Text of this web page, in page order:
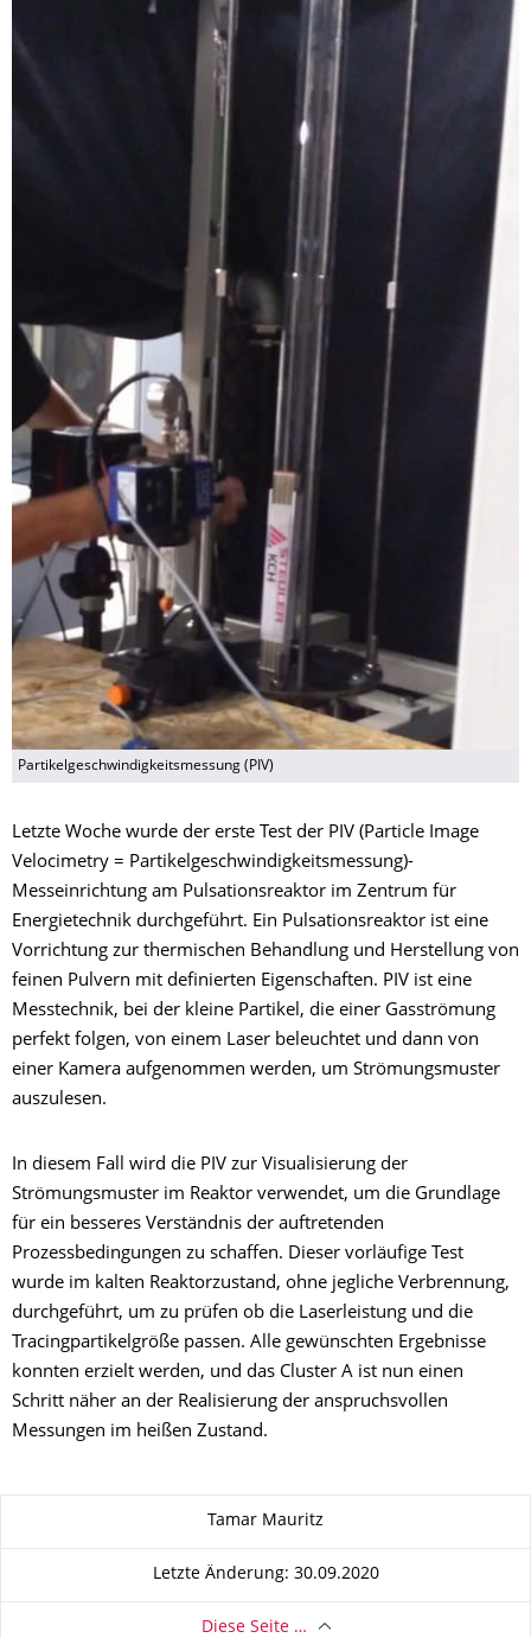
Partikelgeschwindigkeitsmessung (PIV)
Letzte Woche wurde der erste Test der PIV (Particle Image
Velocimetry = Partikelgeschwindigkeitsmessung)-
Messeinrichtung am Pulsationsreaktor im Zentrum für
Energietechnik durchgeführt. Ein Pulsationsreaktor ist eine
Vorrichtung zur thermischen Behandlung und Herstellung von
feinen Pulvern mit definierten Eigenschaften. PIV ist eine
Messtechnik, bei der kleine Partikel, die einer Gasströmung
perfekt folgen, von einem Laser beleuchtet und dann von
einer Kamera aufgenommen werden, um Strömungsmuster
auszulesen.
In diesem Fall wird die PIV zur Visualisierung der
Strömungsmuster im Reaktor verwendet, um die Grundlage
für ein besseres Verständnis der auftretenden
Prozessbedingungen zu schaffen. Dieser vorläufige Test
wurde im kalten Reaktorzustand, ohne jegliche Verbrennung,
durchgeführt, um zu prüfen ob die Laserleistung und die
Tracingpartikelgröße passen. Alle gewünschten Ergebnisse
konnten erzielt werden, und das Cluster A ist nun einen
Schritt näher an der Realisierung der anspruchsvollen
Messungen im heißen Zustand.
Tamar Mauritz
Letzte Änderung: 30.09.2020
Diese Seite …